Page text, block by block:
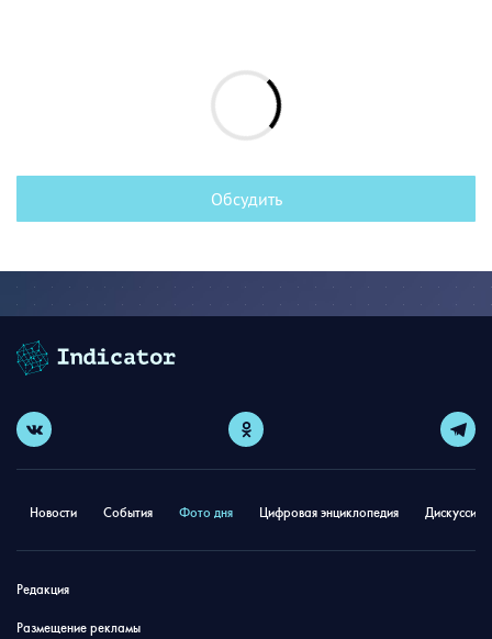
Обсудить
Новости События Фото дня Цифровая энциклопедия
Редакция
Размещение рекламы